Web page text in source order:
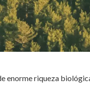
enorme riqueza